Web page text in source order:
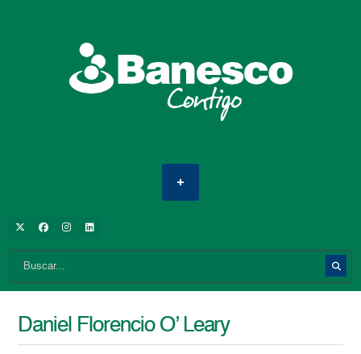
Daniel Florencio O’ Leary